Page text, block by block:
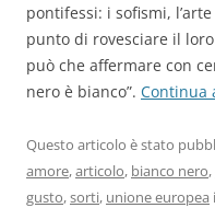
pontifessi: i sofismi,
punto di rovesciare il
può che affermare con
nero è bianco”. Continua
Questo articolo è stato
amore,articolo, bianco nero,
gusto,sorti, unione europea